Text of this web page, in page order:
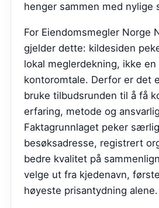
henger sammen med nylige
For Eiendomsmegler Norge
gjelder dette: kildesiden
lokal meglerdekning, ikke
kontoromtale. Derfor er det
bruke tilbudsrunden til å få
erfaring, metode og
Faktagrunnlaget peker
besøksadresse, registrert
bedre kvalitet på
velge ut fra kjedenavn,
høyeste prisantydning alene.